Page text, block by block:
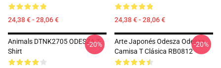
24,38 € - 28,06 € 24,38 € - 28,06 €
Animals DTNK2705 ODESZA T-
Shirt
-20%
Arte Japonés Odesza Odesza
Camisa T Clásica RB0812
-20%